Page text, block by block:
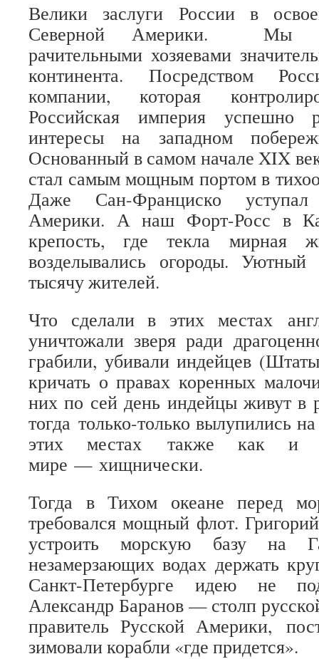
Велики заслуги России в
Северной Америки. Мы
рачительными хозяевами
континента. Посредством
компании, которая
Российская империя успешно
интересы на западном
Основанный в самом начале XIX
стал самым мощным портом в
Даже Сан-Франциско
Америки. А наш Форт-Росс в
крепость, где текла мирная
возделывались огороды.
тысячу жителей.
Что сделали в этих местах
уничтожали зверя ради
грабили, убивали индейцев
кричать о правах коренных
них по сей день индейцы живут в
тогда только-только вылупились
этих местах также как и
мире — хищнически.
Тогда в Тихом океане перед
требовался мощный флот.
устроить морскую базу на
незамерзающих водах держать
Санкт-Петербурге идею не
Александр Баранов — столп
правитель Русской Америки,
зимовали корабли «где придется».